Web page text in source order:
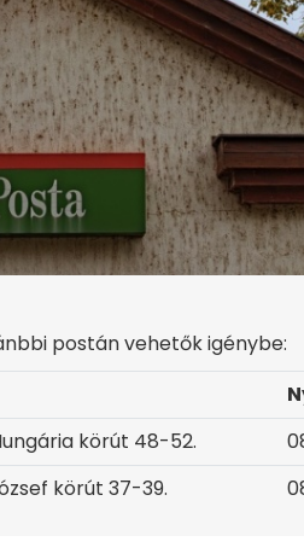
postán vehetők igénybe:
körút 48-52.
körút 37-39.